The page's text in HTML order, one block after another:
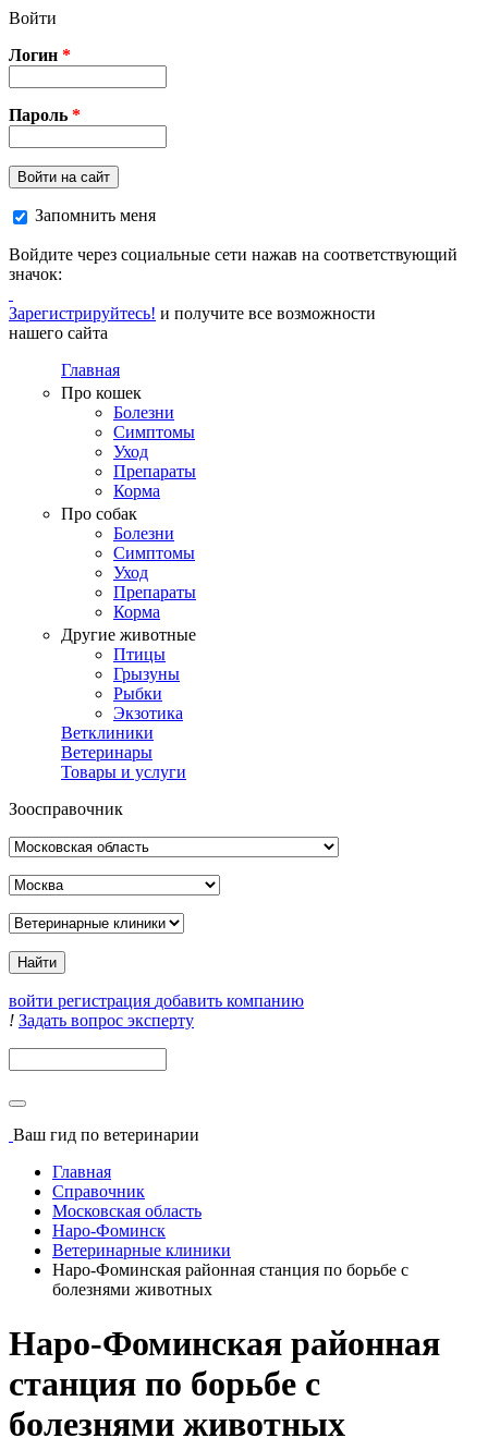
Перейти к основному содержанию
Войти
Логин *
Пароль *
Войти на сайт
Запомнить меня
Войдите через социальные сети нажав на соответствующий
значок:
Зарегистрируйтесь! и получите все возможности
нашего сайта
Главная
Про кошек
Болезни
Симптомы
Уход
Препараты
Корма
Про собак
Болезни
Симптомы
Уход
Препараты
Корма
Другие животные
Птицы
Грызуны
Рыбки
Экзотика
Ветклиники
Ветеринары
Товары и услуги
Зоосправочник
войти регистрация добавить компанию
! Задать вопрос эксперту
Ваш гид по ветеринарии
Главная
Справочник
Московская область
Наро-Фоминск
Ветеринарные клиники
Наро-Фоминская районная станция по борьбе с
болезнями животных
Наро-Фоминская районная
станция по борьбе с
болезнями животных